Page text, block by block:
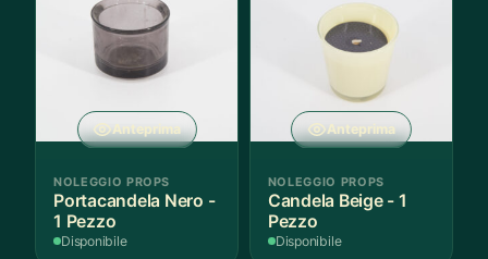
Anteprima
NOLEGGIO PROPS
Portacandela Nero -
1 Pezzo
Disponibile
Anteprima
NOLEGGIO PROPS
Candela Beige - 1
Pezzo
Disponibile